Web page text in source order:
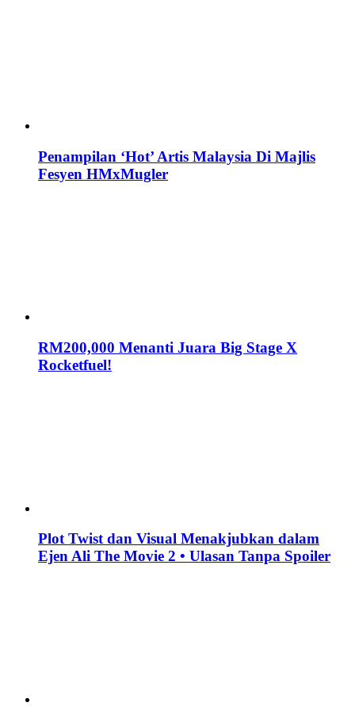
Penampilan ‘Hot’ Artis Malaysia Di Majlis
Fesyen HMxMugler
RM200,000 Menanti Juara Big Stage X
Rocketfuel!
Plot Twist dan Visual Menakjubkan dalam
Ejen Ali The Movie 2 • Ulasan Tanpa Spoiler